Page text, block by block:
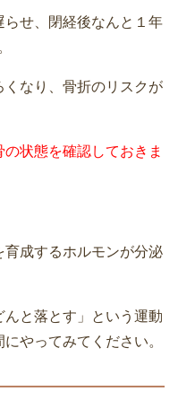
せ、閉経後なんと１年
なり、骨折のリスクが
状態を確認しておきま
成するホルモンが分泌
んと落とす」という運動
やってみてください。